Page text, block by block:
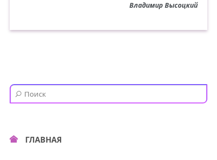
Владимир Высоцкий
ГЛАВНАЯ